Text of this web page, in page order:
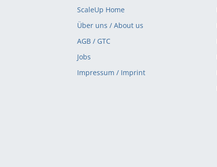
ScaleUp Home
Über uns / About us
AGB / GTC
Jobs
Impressum / Imprint